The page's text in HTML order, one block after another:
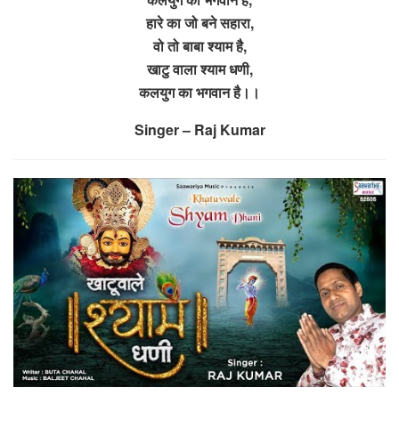
हारे का जो बने सहारा,
वो तो बाबा श्याम है,
खाटु वाला श्याम धणी,
कलयुग का भगवान है।।
Singer – Raj Kumar